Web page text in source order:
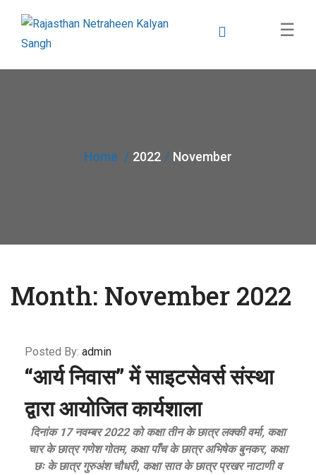
☰
×
Home 2022 November
Month: November 2022
Posted By: admin
“आर्य निवास” में साइटसेवर्स संस्था
द्वारा आयोजित कार्यशाला
दिनांक 17 नवम्बर 2022 को कक्षा तीन के छात्र लक्की वर्मा, कक्षा
चार के छात्र गणेश गोतम, कक्षा पाँच के छात्र अभिषेक बुनकर, कक्षा
छः के छात्र गुरुअंश चौधरी, कक्षा सात के छात्र प्रखर नाटाणी व